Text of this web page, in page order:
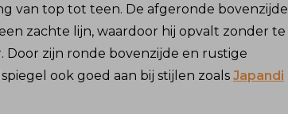
van top tot teen. De afgeronde bovenzijde
zachte lijn, waardoor hij opvalt zonder te
Door zijn ronde bovenzijde en rustige
ook goed aan bij stijlen zoals Japandi